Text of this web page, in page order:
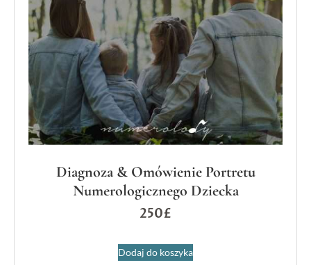
Diagnoza & Omówienie Portretu
Numerologicznego Dziecka
250£
Dodaj do koszyka